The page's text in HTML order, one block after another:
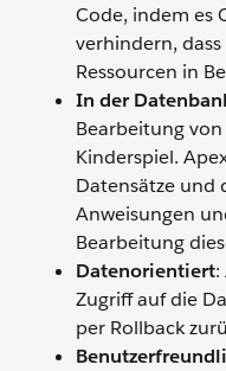
Code, indem es
verhindern,
Ressourcen in
In der
Bearbeitung
Kinderspiel.
Datensätze und
Anweisungen
Bearbeitung
Datenorientiert
Zugriff auf die
per Rollback